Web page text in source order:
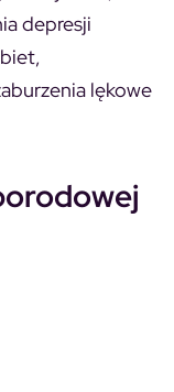
depresji
lękowe